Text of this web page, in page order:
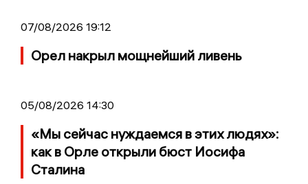
07/08/2026 19:12
Орел накрыл мощнейший ливень
05/08/2026 14:30
«Мы сейчас нуждаемся в этих людях»:
как в Орле открыли бюст Иосифа
Сталина